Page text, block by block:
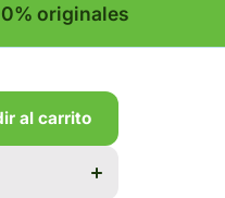
originales
cantidad
SIMPARICA
al carrito